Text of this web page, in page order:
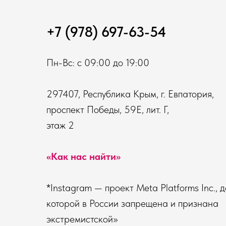
+7 (978) 697-63-54
Пн-Вс: с 09:00 до 19:00
297407, Республика Крым, г. Евпатория,
проспект Победы, 59Е, лит. Г,
этаж 2
«Как нас найти»
*Instagram — проект Meta Platforms Inc.,
которой в России запрещена и признана
экстремистской»